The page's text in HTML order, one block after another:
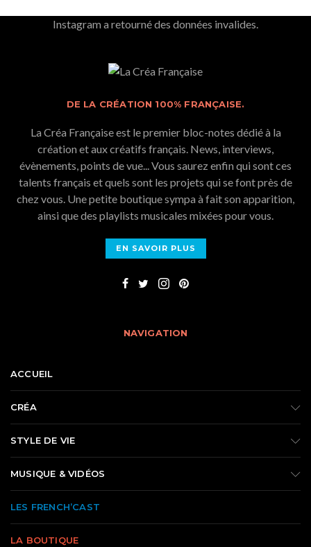
Instagram a retourné des données invalides.
DE LA CRÉATION 100% FRANÇAISE.
La Créa Française est le premier bloc-notes dédié à la
création et aux créatifs français. News, interviews,
évènements, points de vue... Vous saurez enfin qui sont ces
talents français et quels sont les projets qui se font près de
chez vous. Une petite boutique sympa à fait son apparition,
ainsi que des playlists musicales mixées pour vous.
EN SAVOIR PLUS
NAVIGATION
ACCUEIL
CRÉA
STYLE DE VIE
MUSIQUE & VIDÉOS
LES FRENCH’CAST
LA BOUTIQUE